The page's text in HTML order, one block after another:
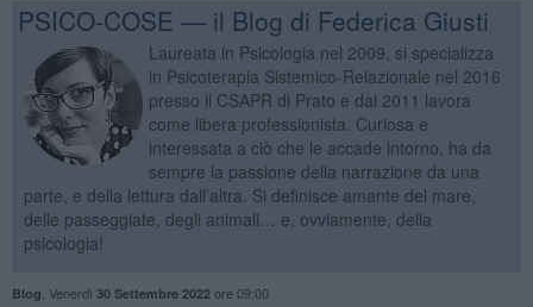
PSICO-COSE — il Blog di Federica Giusti
Laureata in Psicologia nel 2009, si specializza
in Psicoterapia Sistemico-Relazionale nel 2016
presso il CSAPR di Prato e dal 2011 lavora
come libera professionista. Curiosa e
interessata a ciò che le accade intorno, ha da
sempre la passione della narrazione da una
parte, e della lettura dall’altra. Si definisce amante del mare,
delle passeggiate, degli animali… e, ovviamente, della
psicologia!
Blog Venerdì 30 Settembre 2022ore 09:00